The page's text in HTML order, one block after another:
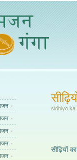
sidhiyo ka
सीढ़ियों